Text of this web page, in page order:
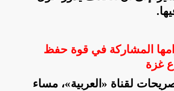
.
المشاركة في قوة حفظ
غزة
لقناة «العربية»، مساء